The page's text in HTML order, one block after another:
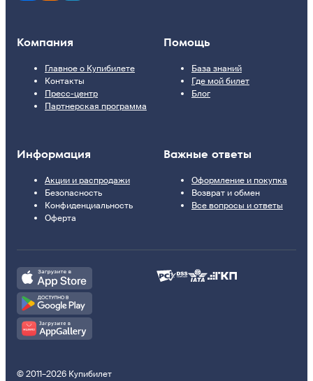
Компания
Главное о Купибилете
Контакты
Пресс-центр
Партнерская программа
Помощь
База знаний
Где мой билет
Блог
Информация
Акции и распродажи
Безопасность
Конфиденциальность
Оферта
Важные ответы
Оформление и покупка
Возврат и обмен
Все вопросы и ответы
© 2011–2026 Купибилет